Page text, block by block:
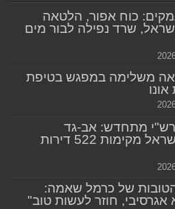
כוח אפור, הלטאה
שרד נפילה לבור מים
משלימה במפגש בטיפת
מתחדש: אב-גד
ואפריקה ישראל מקימות 522 דירות
של כרמל שאמה:
אגרסיבי, חוזר לעשות טוב"